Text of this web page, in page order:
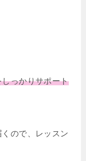
っかりサポート
ので、レッスン